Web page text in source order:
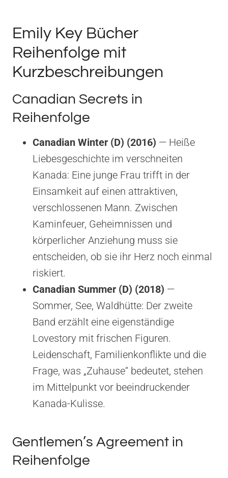
Emily Key Bücher
Reihenfolge mit
Kurzbeschreibungen
Canadian Secrets in
Reihenfolge
Canadian Winter (D) (2016) — Heiße
Liebesgeschichte im verschneiten
Kanada: Eine junge Frau trifft in der
Einsamkeit auf einen attraktiven,
verschlossenen Mann. Zwischen
Kaminfeuer, Geheimnissen und
körperlicher Anziehung muss sie
entscheiden, ob sie ihr Herz noch einmal
riskiert.
Canadian Summer (D) (2018) —
Sommer, See, Waldhütte: Der zweite
Band erzählt eine eigenständige
Lovestory mit frischen Figuren.
Leidenschaft, Familienkonflikte und die
Frage, was „Zuhause“ bedeutet, stehen
im Mittelpunkt vor beeindruckender
Kanada-Kulisse.
Gentlemen’s Agreement in
Reihenfolge